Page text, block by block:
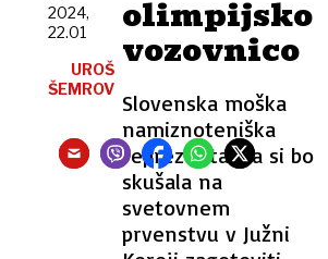
olimpijsko
vozovnico
Slovenska moška
namiznoteniška
reprezentanca si bo
skušala na
svetovnem
prvenstvu v Južni
2024,
22.01
UROŠ
ŠEMROV